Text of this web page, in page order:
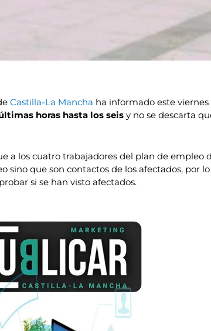
Castilla-La Mancha ha informado este
horas hasta los seis y no se descarta
a los cuatro trabajadores del plan de
sino que son contactos de los afectados, por
si se han visto afectados.